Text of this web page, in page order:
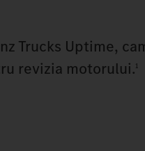
Trucks Uptime,
revizia motorului.1